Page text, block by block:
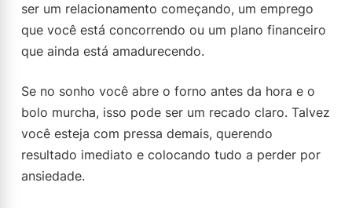
ser um relacionamento começando, um emprego
que você está concorrendo ou um plano financeiro
que ainda está amadurecendo.
Se no sonho você abre o forno antes da hora e o
bolo murcha, isso pode ser um recado claro. Talvez
você esteja com pressa demais, querendo
resultado imediato e colocando tudo a perder por
ansiedade.